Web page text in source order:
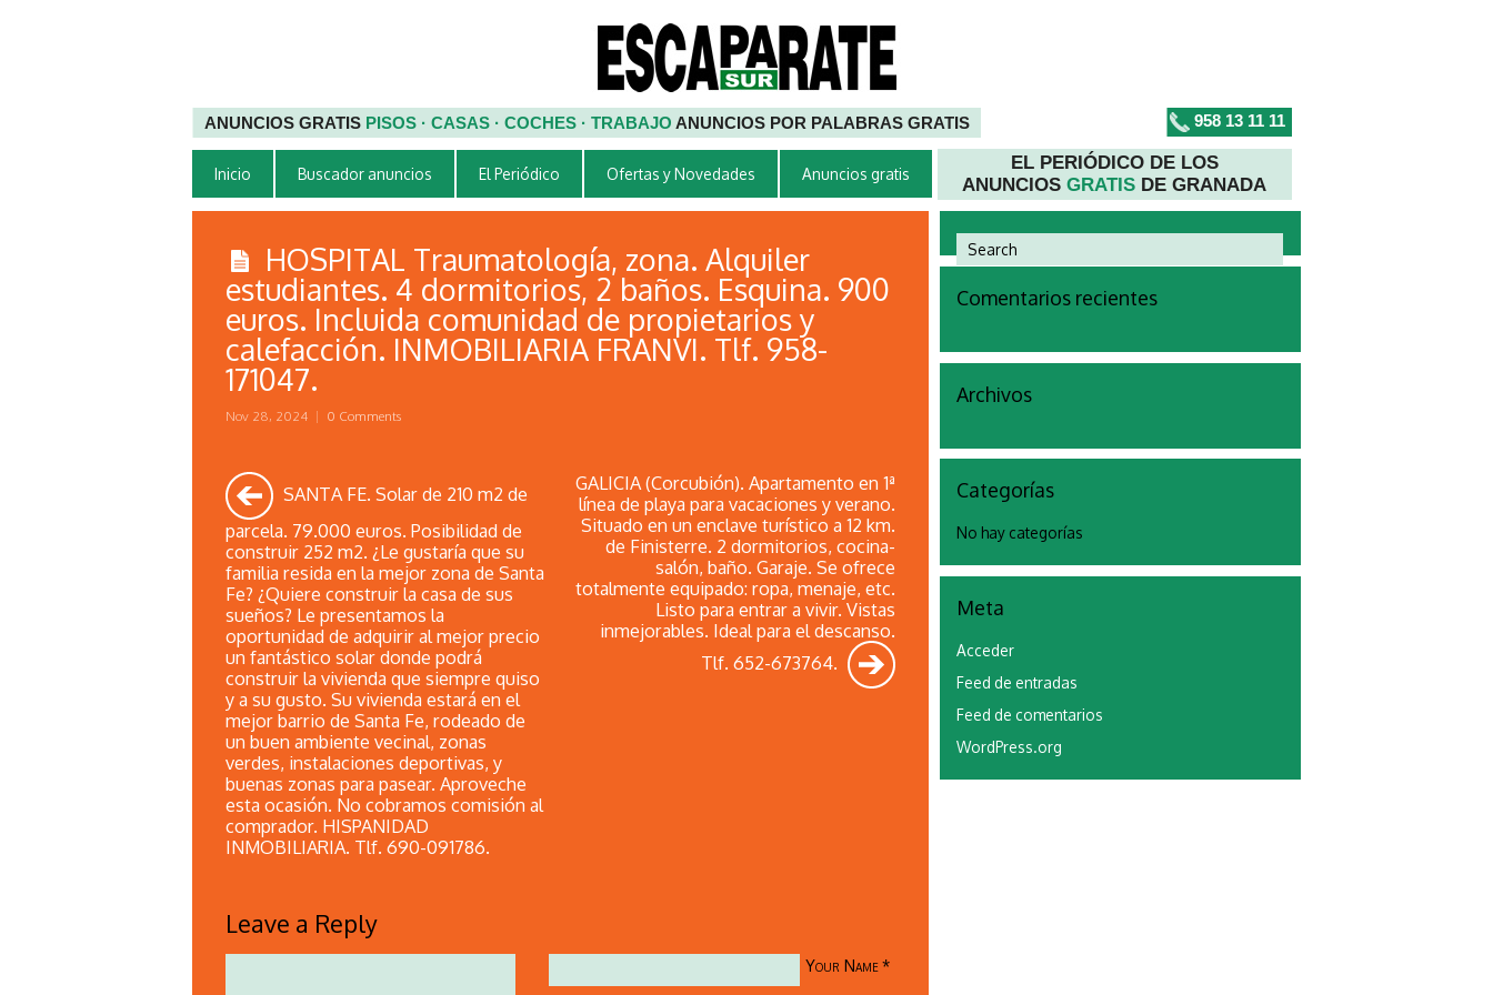
ANUNCIOS GRATIS PISOS · CASAS · COCHES · TRABAJO ANUNCIOS POR PALABRAS GRATIS 958 13 11 11
Inicio Buscador anuncios El Periódico Ofertas y Novedades Anuncios gratis
EL PERIÓDICO DE LOS
ANUNCIOSGRATIS DE GRANADA
HOSPITAL Traumatología, zona. Alquiler
estudiantes. 4 dormitorios, 2 baños. Esquina. 900
euros. Incluida comunidad de propietarios y
calefacción. INMOBILIARIA FRANVI. Tlf. 958-
171047.
Nov 28, 2024 | 0 Comments
SANTA FE. Solar de 210 m2 de
parcela. 79.000 euros. Posibilidad de
construir 252 m2. ¿Le gustaría que su
familia resida en la mejor zona de Santa
Fe? ¿Quiere construir la casa de sus
sueños? Le presentamos la
oportunidad de adquirir al mejor precio
un fantástico solar donde podrá
construir la vivienda que siempre quiso
y a su gusto. Su vivienda estará en el
mejor barrio de Santa Fe, rodeado de
un buen ambiente vecinal, zonas
verdes, instalaciones deportivas, y
buenas zonas para pasear. Aproveche
esta ocasión. No cobramos comisión al
comprador. HISPANIDAD
INMOBILIARIA. Tlf. 690-091786.
GALICIA (Corcubión). Apartamento en 1ª
línea de playa para vacaciones y verano.
Situado en un enclave turístico a 12 km.
de Finisterre. 2 dormitorios, cocina-
salón, baño. Garaje. Se ofrece
totalmente equipado: ropa, menaje, etc.
Listo para entrar a vivir. Vistas
inmejorables. Ideal para el descanso.
Tlf. 652-673764.
Leave a Reply
Your Name*
Comentarios recientes
Archivos
Categorías
No hay categorías
Meta
Acceder
Feed de entradas
Feed de comentarios
WordPress.org